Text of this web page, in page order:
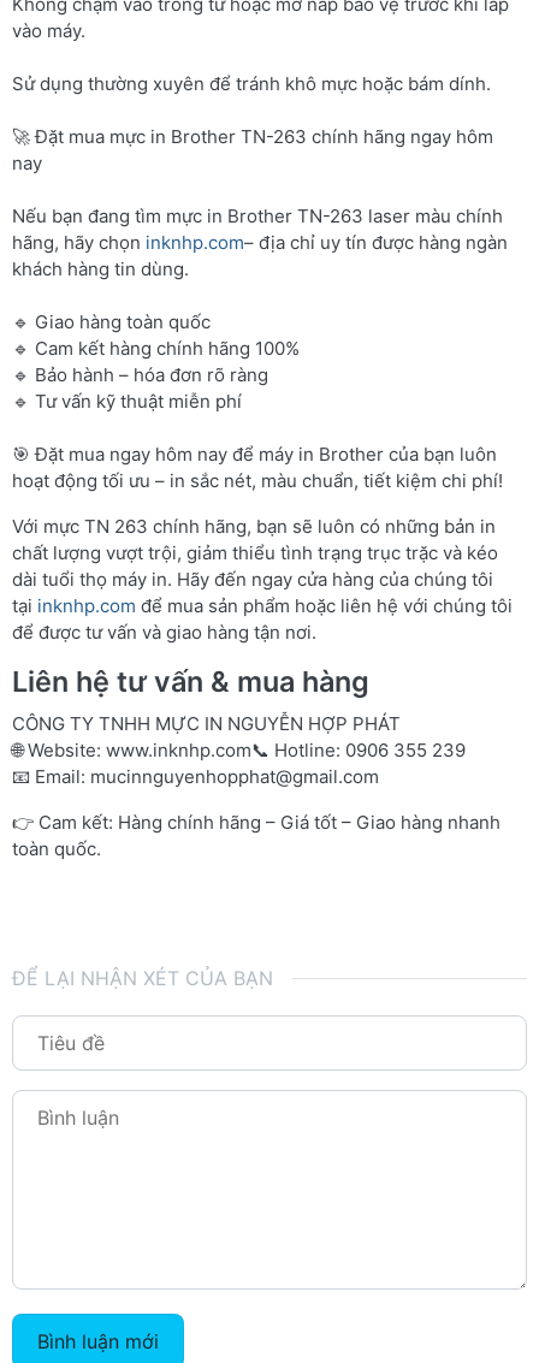
vào máy.
Sử dụng thường xuyên để tránh khô mực hoặc bám dính.
🚀 Đặt mua mực in Brother TN-263 chính hãng ngay hôm
nay
Nếu bạn đang tìm mực in Brother TN-263 laser màu chính
hãng, hãy chọn inknhp.com– địa chỉ uy tín được hàng ngàn
khách hàng tin dùng.
🔹 Giao hàng toàn quốc
🔹 Cam kết hàng chính hãng 100%
🔹 Bảo hành – hóa đơn rõ ràng
🔹 Tư vấn kỹ thuật miễn phí
🎯 Đặt mua ngay hôm nay để máy in Brother của bạn luôn
hoạt động tối ưu – in sắc nét, màu chuẩn, tiết kiệm chi phí!
Với mực TN 263 chính hãng, bạn sẽ luôn có những bản in
chất lượng vượt trội, giảm thiểu tình trạng trục trặc và kéo
dài tuổi thọ máy in. Hãy đến ngay cửa hàng của chúng tôi
tại inknhp.com để mua sản phẩm hoặc liên hệ với chúng tôi
để được tư vấn và giao hàng tận nơi.
Liên hệ tư vấn & mua hàng
CÔNG TY TNHH MỰC IN NGUYỄN HỢP PHÁT
🌐 Website: www.inknhp.com📞 Hotline: 0906 355 239
📧 Email: mucinnguyenhopphat@gmail.com
👉 Cam kết: Hàng chính hãng – Giá tốt – Giao hàng nhanh
toàn quốc.
ĐỂ LẠI NHẬN XÉT CỦA BẠN
Bình luận mới